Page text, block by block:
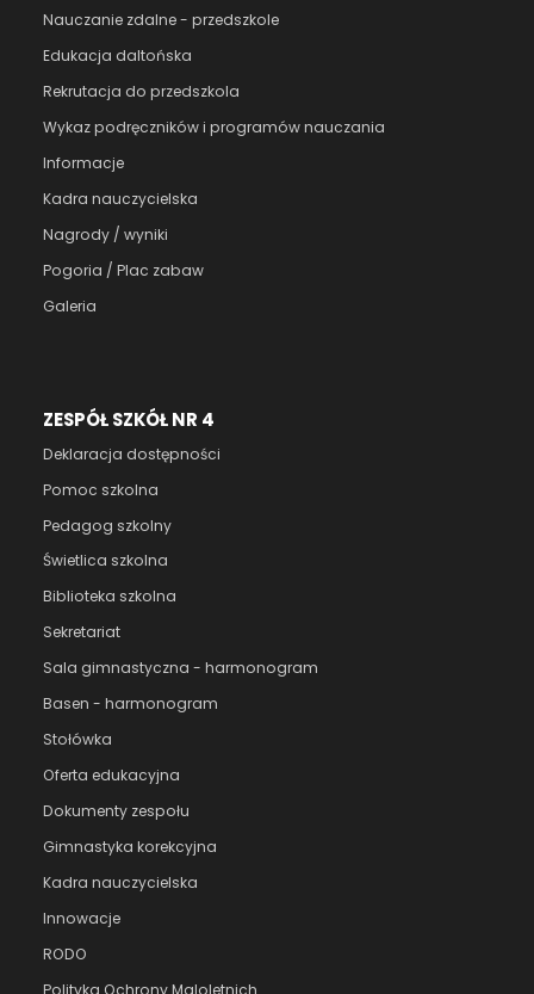
Nauczanie zdalne - przedszkole
Edukacja daltońska
Rekrutacja do przedszkola
Wykaz podręczników i programów nauczania
Informacje
Kadra nauczycielska
Nagrody / wyniki
Pogoria / Plac zabaw
Galeria
ZESPÓŁ SZKÓŁ NR 4
Deklaracja dostępności
Pomoc szkolna
Pedagog szkolny
Świetlica szkolna
Biblioteka szkolna
Sekretariat
Sala gimnastyczna - harmonogram
Basen - harmonogram
Stołówka
Oferta edukacyjna
Dokumenty zespołu
Gimnastyka korekcyjna
Kadra nauczycielska
Innowacje
RODO